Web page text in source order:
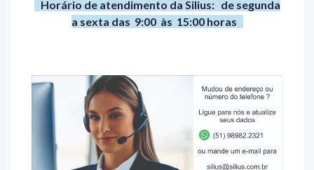
Horário de atendimento da Silius: de segunda
a sexta das 9:00 às 15:00 horas